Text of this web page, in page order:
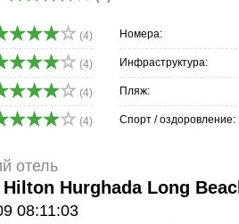
(4) Номера:
(4) Инфраструктура:
(4) Пляж:
(4) Спорт / оздоровление:
отель
Hurghada Long
08:11:03